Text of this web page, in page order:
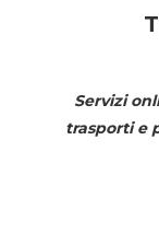
Servizi
trasporti e